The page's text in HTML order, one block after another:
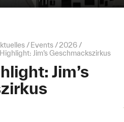
Events
2026
Jim’s Geschmackszirkus
Jim’s